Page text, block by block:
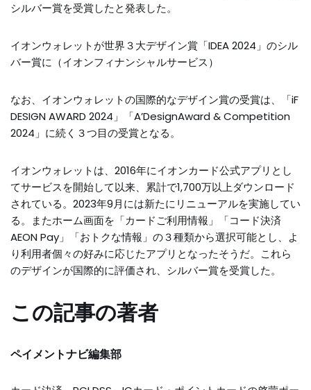
シルバー賞を受賞したと発表した。
イオンウォレットが世界３大デザイン賞「IDEA 2024」のシル
バー賞に（イオンフィナンシャルサービス）
なお、イオンウォレットの国際的なデザイン賞の受賞は、「iF
DESIGN AWARD 2024」「A’DesignAward & Competition
2024」に続く３つ目の受賞となる。
イオンウォレットは、2016年にイオンカード公式アプリとし
てサービスを開始して以来、累計で1,700万以上ダウンロード
されている。2023年9月には新たにリニューアルを実施してい
る。またホーム画面を「カードご利用情報」「コード決済
AEON Pay」「おトクな情報」の３種類から選択可能とし、よ
り利用者個々の好みに応じたアプリとなったそうだ。これら
のデザインが国際的に評価され、シルバー賞を受賞した。
この記事の著者
ペイメントナビ編集部